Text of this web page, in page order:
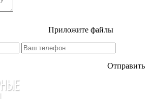
Приложите файлы
Отправить